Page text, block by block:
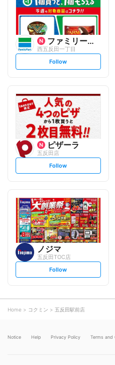
ファミリーマート
西五反田一丁目
s
t
l
o
w
Follow
ピザーラ
五反田店
s
t
l
o
w
Follow
ノジマ
五反田TOC店
s
t
o
w
Follow
Home コクミン 五反田駅前店
Notice Help Privacy Policy Terms and